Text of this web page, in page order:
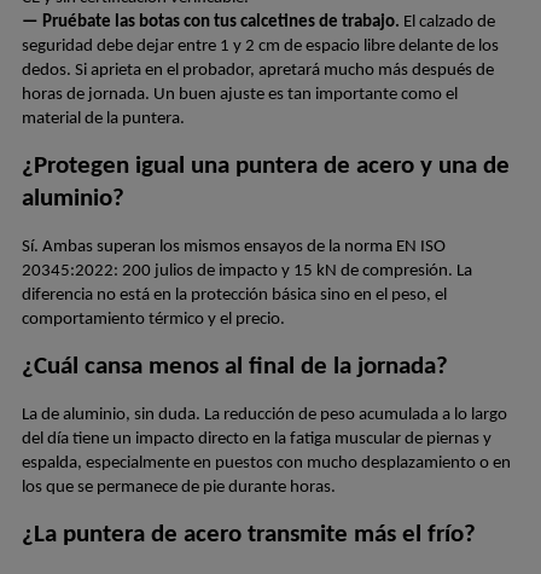
— Pruébate las botas con tus calcetines de trabajo. El calzado de
seguridad debe dejar entre 1 y 2 cm de espacio libre delante de los
dedos. Si aprieta en el probador, apretará mucho más después de
horas de jornada. Un buen ajuste es tan importante como el
material de la puntera.
¿Protegen igual una puntera de acero y una de
aluminio?
Sí. Ambas superan los mismos ensayos de la norma EN ISO
20345:2022: 200 julios de impacto y 15 kN de compresión. La
diferencia no está en la protección básica sino en el peso, el
comportamiento térmico y el precio.
¿Cuál cansa menos al final de la jornada?
La de aluminio, sin duda. La reducción de peso acumulada a lo largo
del día tiene un impacto directo en la fatiga muscular de piernas y
espalda, especialmente en puestos con mucho desplazamiento o en
los que se permanece de pie durante horas.
¿La puntera de acero transmite más el frío?